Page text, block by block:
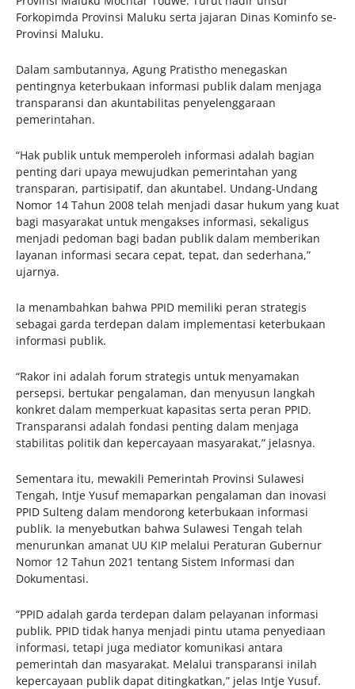
Forkopimda Provinsi Maluku serta jajaran Dinas Kominfo se-
Provinsi Maluku.
Dalam sambutannya, Agung Pratistho menegaskan
pentingnya keterbukaan informasi publik dalam menjaga
transparansi dan akuntabilitas penyelenggaraan
pemerintahan.
“Hak publik untuk memperoleh informasi adalah bagian
penting dari upaya mewujudkan pemerintahan yang
transparan, partisipatif, dan akuntabel. Undang-Undang
Nomor 14 Tahun 2008 telah menjadi dasar hukum yang kuat
bagi masyarakat untuk mengakses informasi, sekaligus
menjadi pedoman bagi badan publik dalam memberikan
layanan informasi secara cepat, tepat, dan sederhana,”
ujarnya.
Ia menambahkan bahwa PPID memiliki peran strategis
sebagai garda terdepan dalam implementasi keterbukaan
informasi publik.
“Rakor ini adalah forum strategis untuk menyamakan
persepsi, bertukar pengalaman, dan menyusun langkah
konkret dalam memperkuat kapasitas serta peran PPID.
Transparansi adalah fondasi penting dalam menjaga
stabilitas politik dan kepercayaan masyarakat,” jelasnya.
Sementara itu, mewakili Pemerintah Provinsi Sulawesi
Tengah, Intje Yusuf memaparkan pengalaman dan inovasi
PPID Sulteng dalam mendorong keterbukaan informasi
publik. Ia menyebutkan bahwa Sulawesi Tengah telah
menurunkan amanat UU KIP melalui Peraturan Gubernur
Nomor 12 Tahun 2021 tentang Sistem Informasi dan
Dokumentasi.
“PPID adalah garda terdepan dalam pelayanan informasi
publik. PPID tidak hanya menjadi pintu utama penyediaan
informasi, tetapi juga mediator komunikasi antara
pemerintah dan masyarakat. Melalui transparansi inilah
kepercayaan publik dapat ditingkatkan,” jelas Intje Yusuf.